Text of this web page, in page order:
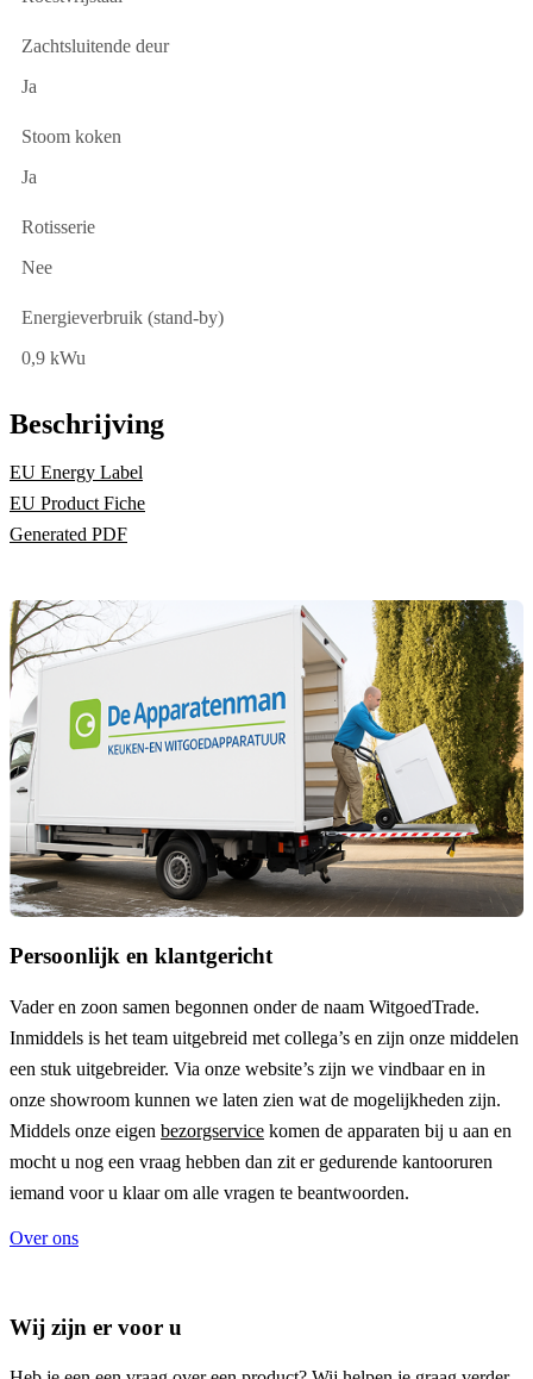
Zachtsluitende deur
Ja
Stoom koken
Ja
Rotisserie
Nee
Energieverbruik (stand-by)
0,9 kWu
Beschrijving
EU Energy Label
EU Product Fiche
Generated PDF
Persoonlijk en klantgericht
Vader en zoon samen begonnen onder de naam WitgoedTrade.
Inmiddels is het team uitgebreid met collega’s en zijn onze middelen
een stuk uitgebreider. Via onze website’s zijn we vindbaar en in
onze showroom kunnen we laten zien wat de mogelijkheden zijn.
Middels onze eigen bezorgservice komen de apparaten bij u aan en
mocht u nog een vraag hebben dan zit er gedurende kantooruren
iemand voor u klaar om alle vragen te beantwoorden.
Over ons
Wij zijn er voor u